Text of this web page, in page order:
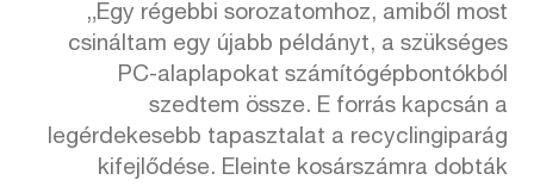
„Egy régebbi sorozatomhoz, amiből most
csináltam egy újabb példányt, a szükséges
PC-alaplapokat számítógépbontókból
szedtem össze. E forrás kapcsán a
legérdekesebb tapasztalat a recyclingiparág
kifejlődése. Eleinte kosárszámra dobták